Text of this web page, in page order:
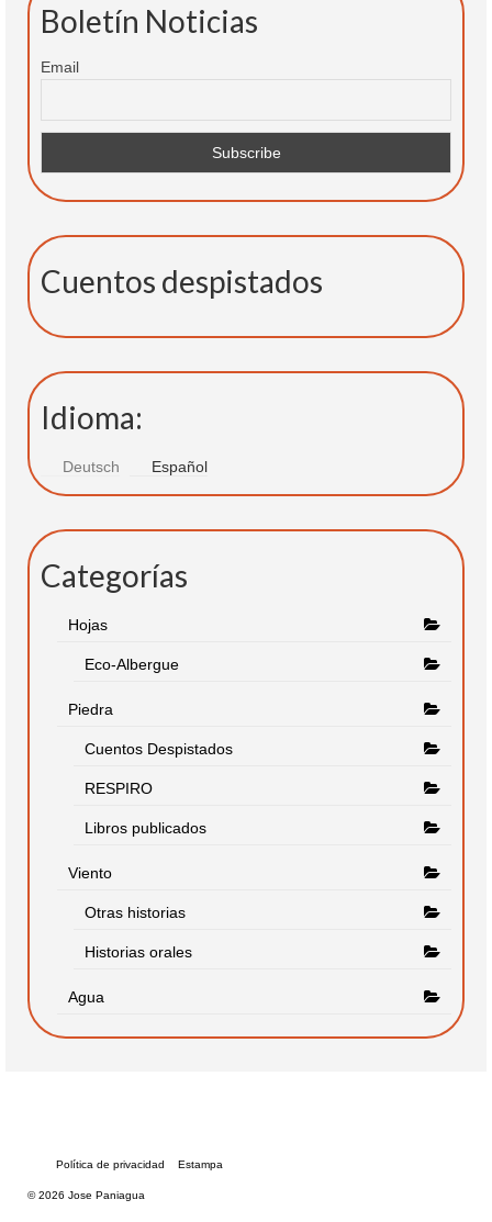
Boletín Noticias
Email
Cuentos despistados
Idioma:
Deutsch Español
Categorías
Hojas
Eco-Albergue
Piedra
Cuentos Despistados
RESPIRO
Libros publicados
Viento
Otras historias
Historias orales
Agua
Política de privacidad Estampa
© 2026 Jose Paniagua